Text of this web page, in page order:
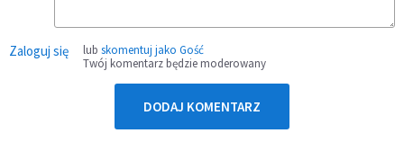
Zaloguj się lub skomentuj jako Gość
Twój komentarz będzie moderowany
DODAJ KOMENTARZ